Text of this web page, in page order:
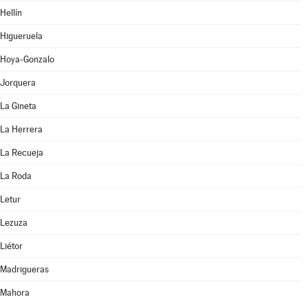
Hellín
Higueruela
Hoya-Gonzalo
Jorquera
La Gineta
La Herrera
La Recueja
La Roda
Letur
Lezuza
Liétor
Madrigueras
Mahora